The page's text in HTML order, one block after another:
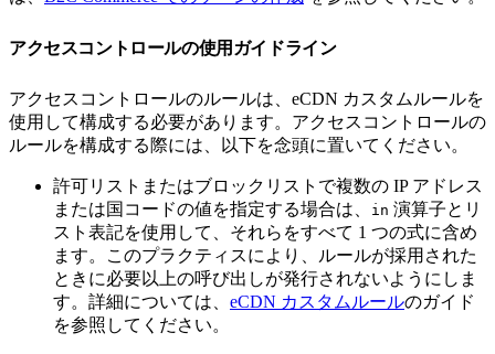
アクセスコントロールの使用ガイドライン
アクセスコントロールのルールは、eCDN カスタムルールを
使用して構成する必要があります。アクセスコントロールの
ルールを構成する際には、以下を念頭に置いてください。
許可リストまたはブロックリストで複数の IP アドレス
または国コードの値を指定する場合は、
in 演算子とリ
スト表記を使用して、それらをすべて 1 つの式に含め
ます。このプラクティスにより、ルールが採用された
ときに必要以上の呼び出しが発行されないようにしま
す。詳細については、 eCDN カスタムルールのガイド
を参照してください。